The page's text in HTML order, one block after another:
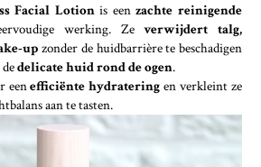
Facial Lotionis eenzachte reinigende
werking. Zeverwijdert talg,
upzonder de huidbarrière te beschadigen
delicate huid rond de ogen.
eenefficiënte hydrateringen verkleint ze
aan te tasten.